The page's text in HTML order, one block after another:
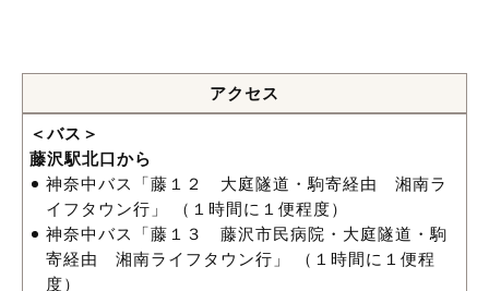
アクセス
＜バス＞
藤沢駅北口から
神奈中バス「藤１２ 大庭隧道・駒寄経由 湘南ラ
イフタウン行」 （１時間に１便程度）
神奈中バス「藤１３ 藤沢市民病院・大庭隧道・駒
寄経由 湘南ライフタウン行」 （１時間に１便程
度）